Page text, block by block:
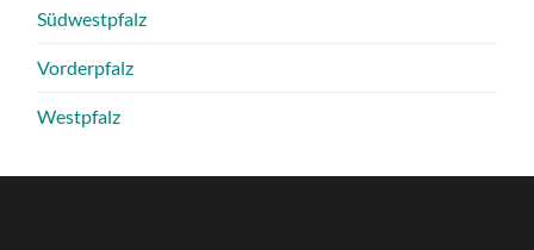
Südwestpfalz
Vorderpfalz
Westpfalz